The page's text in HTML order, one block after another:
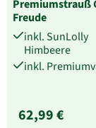
Premiumstrauß
Freude
inkl. SunLolly
Himbeere
inkl.
62,99 €